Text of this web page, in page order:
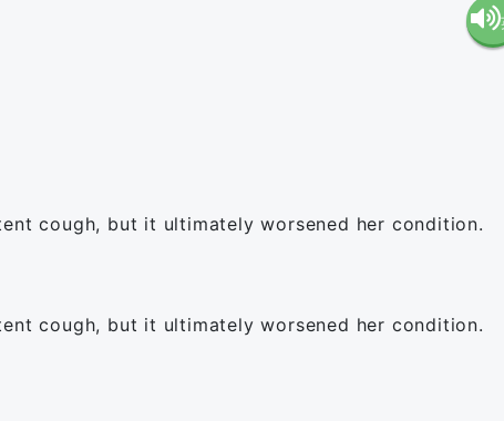
語（
cough, but it ultimately worsened her condition.
cough, but it ultimately worsened her condition.